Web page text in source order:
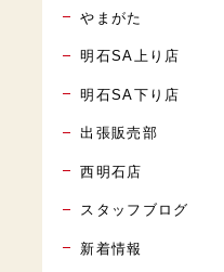
やまがた
明石SA上り店
明石SA下り店
出張販売部
西明石店
スタッフブログ
新着情報